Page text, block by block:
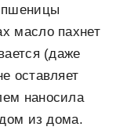
масло пахнет
(даже
оставляет
наносила
из дома.